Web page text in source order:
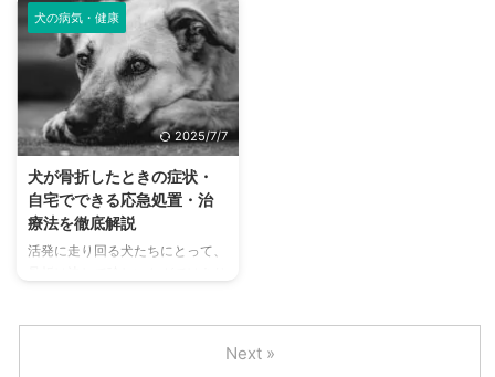
...く、多くの不安がよぎることでし
ょう。 「どんな手術をする
の？」「費用はどれくらいかか
る？」「術後のケアはどうすれば
いい？」など、疑問は尽きませ
ん。 この記事では、そんな飼い
主さんの不安を少しでも和らげら
れるよう、犬の手術に関するあら
ゆる情報を網羅的に解説します。
手術の種類から費用相場、術前準
備、そして最も大切な術後のケア
や注意点、さらには後悔しないた
犬の病気・健康
2025/7/7
犬が骨折したときの症状・
自宅でできる応急処置・治
療法を徹底解説
活発に走り回る犬たちにとって、
Next »